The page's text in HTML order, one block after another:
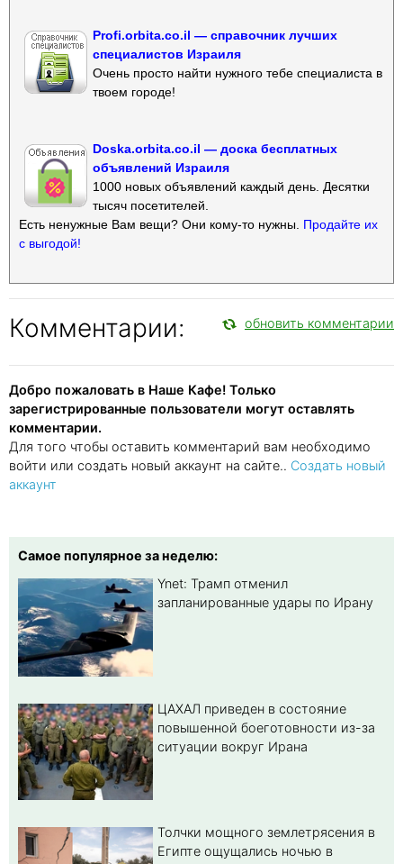
Profi.orbita.co.il — справочник лучших
специалистов Израиля
Очень просто найти нужного тебе специалиста в
твоем городе!
Doska.orbita.co.il — доска бесплатных
объявлений Израиля
1000 новых объявлений каждый день. Десятки
тысяч посетителей.
Есть ненужные Вам вещи? Они кому-то нужны. Продайте их
с выгодой!
Комментарии: обновить комментарии
Добро пожаловать в Наше Кафе! Только
зарегистрированные пользователи могут оставлять
комментарии.
Для того чтобы оставить комментарий вам необходимо
войти или создать новый аккаунт на сайте.. Создать новый
аккаунт
Самое популярное за неделю:
Ynet: Трамп отменил
запланированные удары по Ирану
ЦАХАЛ приведен в состояние
повышенной боеготовности из-за
ситуации вокруг Ирана
Толчки мощного землетрясения в
Египте ощущались ночью в